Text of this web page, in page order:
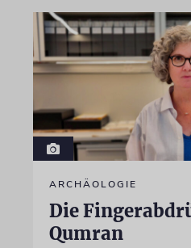
ARCHÄOLOGIE
Die
Qumran